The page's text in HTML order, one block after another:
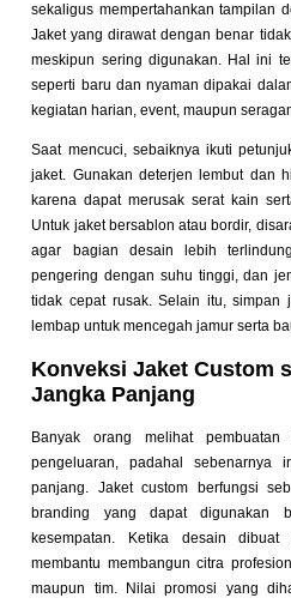
sekaligus mempertahankan tampilan
Jaket yang dirawat dengan benar
meskipun sering digunakan. Hal ini
seperti baru dan nyaman dipakai
kegiatan harian, event, maupun
Saat mencuci, sebaiknya ikuti
jaket. Gunakan deterjen lembut dan
karena dapat merusak serat kain
Untuk jaket bersablon atau bordir,
agar bagian desain lebih
pengering dengan suhu tinggi, dan
tidak cepat rusak. Selain itu, simpan
lembap untuk mencegah jamur serta
Konveksi Jaket Custom
Jangka Panjang
Banyak orang melihat
pengeluaran, padahal sebenarnya
panjang. Jaket custom berfungsi
branding yang dapat digunakan
kesempatan. Ketika desain
membantu membangun citra
maupun tim. Nilai promosi yang